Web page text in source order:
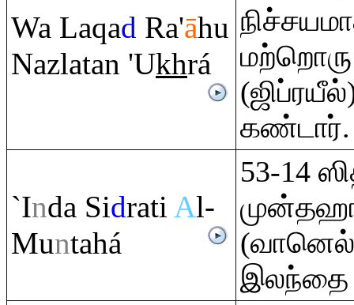
Wa Laqad Ra'āhu
Nazlatan 'Ukhrá
மற்றொரு
கண்டார்.
`Inda Sidrati Al-
Muntahá
53-14
இலந்தை